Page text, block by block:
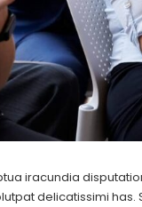
iracundia
delicatissimi